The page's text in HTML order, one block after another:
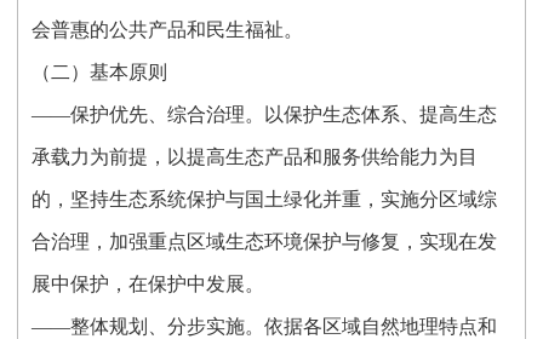
会普惠的公共产品和民生福祉。
（二）基本原则
——保护优先、综合治理。以保护生态体系、提高生态
承载力为前提，以提高生态产品和服务供给能力为目
的，坚持生态系统保护与国土绿化并重，实施分区域综
合治理，加强重点区域生态环境保护与修复，实现在发
展中保护，在保护中发展。
——整体规划、分步实施。依据各区域自然地理特点和